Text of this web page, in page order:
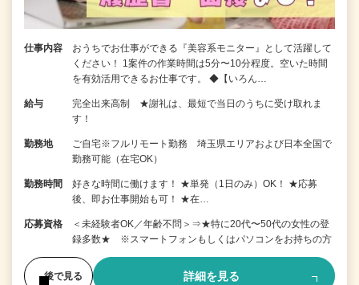
仕事内容
おうちでお仕事ができる『美容系モニター』として活躍して
ください！ 1案件の作業時間は5分〜10分程度。空いた時間
を有効活用できるお仕事です。 ◆【いろん…
給与
完全出来高制 ★謝礼は、最短で当日のうちに受け取れま
す！
勤務地
ご自宅※フルリモート勤務 埼玉県エリアおよび日本全国で
勤務可能（在宅OK）
勤務時間
好きな時間に働けます！ ★単発（1日のみ）OK！ ★応募
後、即お仕事開始も可！ ★在…
応募資格
＜未経験者OK／年齢不問＞⇒★特に20代〜50代の女性の登
録多数★ ※スマートフォンもしくはパソコンをお持ちの方
後で見る 詳細を見る